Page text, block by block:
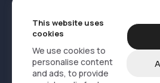
This website uses
cookies
We use cookies to
personalise content
and ads, to provide